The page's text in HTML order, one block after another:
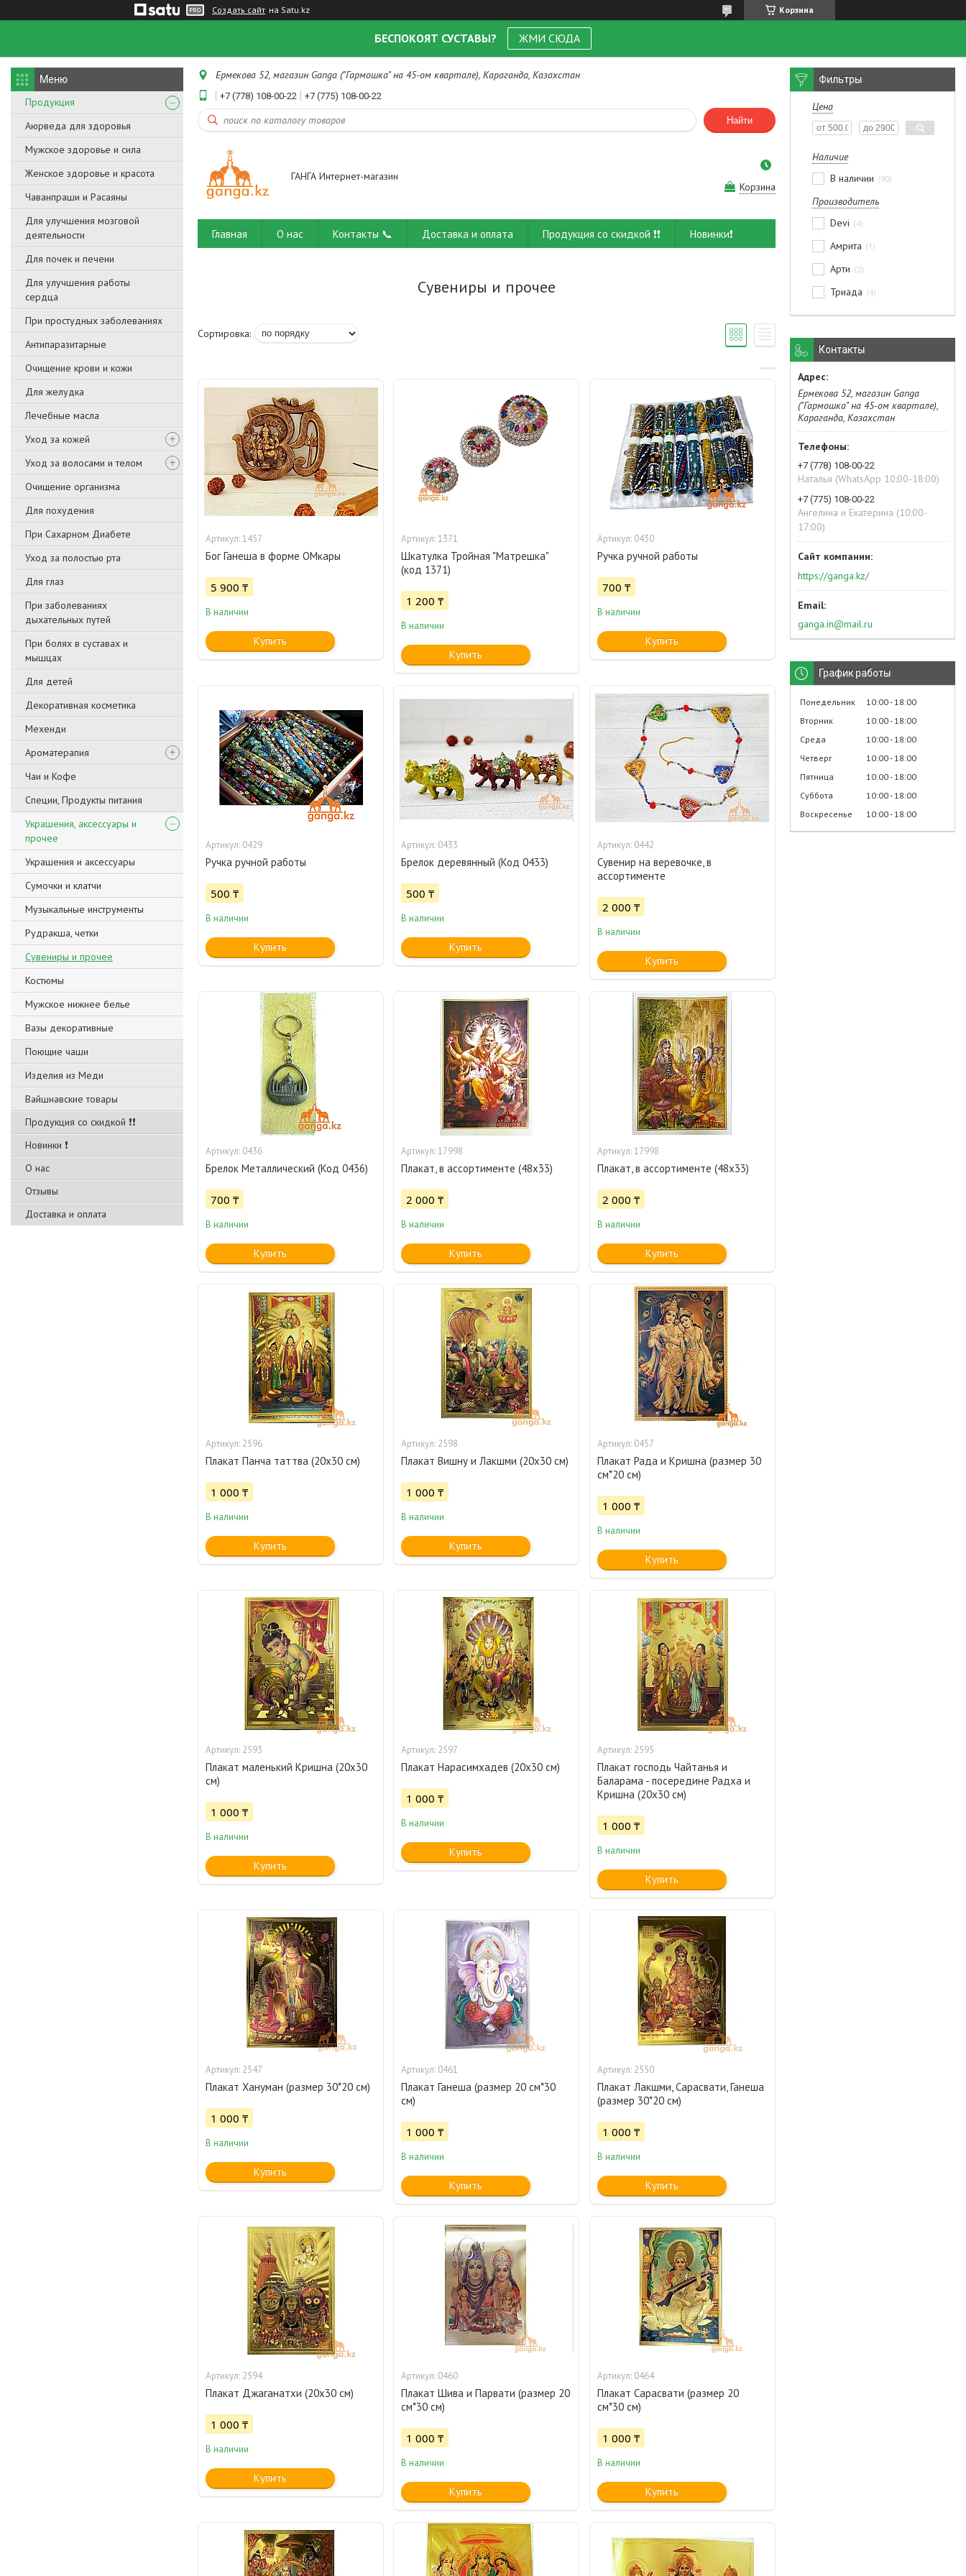
Создать сайт на Satu.kz Корзина
БЕСПОКОЯТ СУСТАВЫ? ЖМИ СЮДА
Продукция
Аюрведа для здоровья
Мужское здоровье и сила
Женское здоровье и красота
Чаванпраши и Расаяны
Для улучшения мозговой
деятельности
Для почек и печени
Для улучшения работы
сердца
При простудных заболеваниях
Антипаразитарные
Очищение крови и кожи
Для желудка
Лечебные масла
Уход за кожей
Уход за волосами и телом
Очищение организма
Для похудения
При Сахарном Диабете
Уход за полостью рта
Для глаз
При заболеваниях
дыхательных путей
При болях в суставах и
мышцах
Для детей
Декоративная косметика
Мехенди
Ароматерапия
Чаи и Кофе
Специи, Продукты питания
Украшения, аксессуары и
прочее
Украшения и аксессуары
Сумочки и клатчи
Музыкальные инструменты
Рудракша, четки
Сувениры и прочее
Костюмы
Мужское нижнее белье
Вазы декоративные
Поющие чаши
Изделия из Меди
Вайшнавские товары
Продукция со скидкой ❗❗
Новинки ❗
О нас
Отзывы
Доставка и оплата
Ермекова 52, магазин Ganga ("Гармошка" на 45-ом квартале), Караганда, Казахстан
+7 (778) 108-00-22 +7 (775) 108-00-22
Найти
ГАНГА Интернет-магазин
Корзина
Главная О нас Контакты 📞 Доставка и оплата Продукция со скидкой ❗❗ Новинки❗
Сувениры и прочее
1457
Бог Ганеша в форме ОМкары
5 900 ₸
В наличии
Купить
1371
Шкатулка Тройная "Матрешка"
(код 1371)
1 200 ₸
В наличии
Купить
0430
Ручка ручной работы
700 ₸
В наличии
Купить
0429
Ручка ручной работы
500 ₸
В наличии
Купить
0433
Брелок деревянный (Код 0433)
500 ₸
В наличии
Купить
0442
Сувенир на веревочке, в
ассортименте
2 000 ₸
В наличии
Купить
0436
Брелок Металлический (Код 0436)
700 ₸
В наличии
Купить
17998
Плакат, в ассортименте (48х33)
2 000 ₸
В наличии
Купить
17998
Плакат, в ассортименте (48х33)
2 000 ₸
В наличии
Купить
2596
Плакат Панча таттва (20х30 см)
1 000 ₸
В наличии
Купить
2598
Плакат Вишну и Лакшми (20х30 см)
1 000 ₸
В наличии
Купить
0457
Плакат Рада и Кришна (размер 30
см*20 см)
1 000 ₸
В наличии
Купить
2593
Плакат маленький Кришна (20х30
см)
1 000 ₸
В наличии
Купить
2597
Плакат Нарасимхадев (20х30 см)
1 000 ₸
В наличии
Купить
2595
Плакат господь Чайтанья и
Баларама - посередине Радха и
Кришна (20х30 см)
1 000 ₸
В наличии
Купить
2547
Плакат Хануман (размер 30*20 см)
1 000 ₸
В наличии
Купить
0461
Плакат Ганеша (размер 20 см*30
см)
1 000 ₸
В наличии
Купить
2550
Плакат Лакшми, Сарасвати, Ганеша
(размер 30*20 см)
1 000 ₸
В наличии
Купить
2594
Плакат Джаганатхи (20х30 см)
1 000 ₸
В наличии
Купить
0460
Плакат Шива и Парвати (размер 20
см*30 см)
1 000 ₸
В наличии
Купить
0464
Плакат Сарасвати (размер 20
см*30 см)
1 000 ₸
В наличии
Купить
Фильтры
Цена
Наличие
В наличии
90
Производитель
Devi
4
Амрита 1
Арти 2
Триада 4
Контакты
Ермекова 52, магазин Ganga
("Гармошка" на 45-ом квартале),
Караганда, Казахстан
+7 (778) 108-00-22
Наталья (WhatsApp 10:00-18:00)
+7 (775) 108-00-22
Ангелина и Екатерина (10:00-
17:00)
https://ganga.kz/
ganga.in@mail.ru
График работы
Понедельник 10:00 18:00
Вторник
10:00 18:00
Среда
10:00 18:00
Четверг
10:00 18:00
Пятница
10:00 18:00
Суббота
10:00 18:00
Воскресенье
10:00 18:00